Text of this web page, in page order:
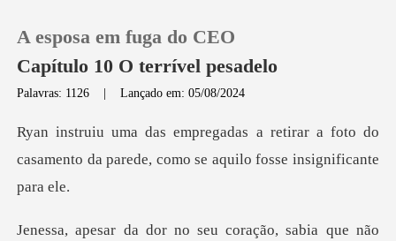
0
Loja
Histórico
A esposa em fuga do CEO
Capítulo 10 O terrível pesadelo
Palavras: 1126 |Lançado em: 05/08/2024
ar a foto do
casamento da parede, como s
ção, sabia que não